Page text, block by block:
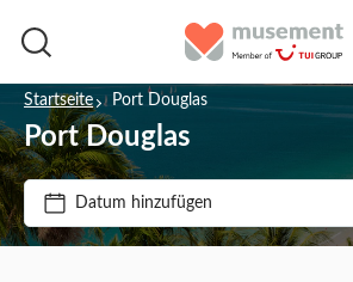
Startseite Port Douglas
Port Douglas
Datum hinzufügen
Preis (pro Person)
Ticketoptionen